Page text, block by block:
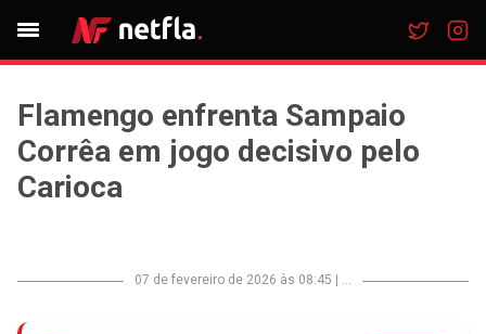
Flamengo enfrenta Sampaio
Corrêa em jogo decisivo pelo
Carioca
07 de fevereiro de 2026 às 08:45 ...